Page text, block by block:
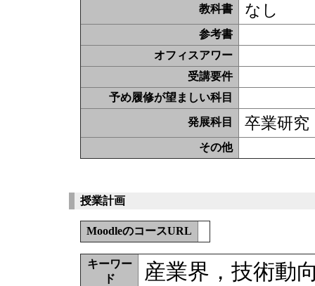
教科書 なし
参考書
オフィスアワー
受講要件
予め履修が望ましい科目
発展科目 卒業研究
その他
授業計画
MoodleのコースURL
キーワー
ド
産業界，技術動